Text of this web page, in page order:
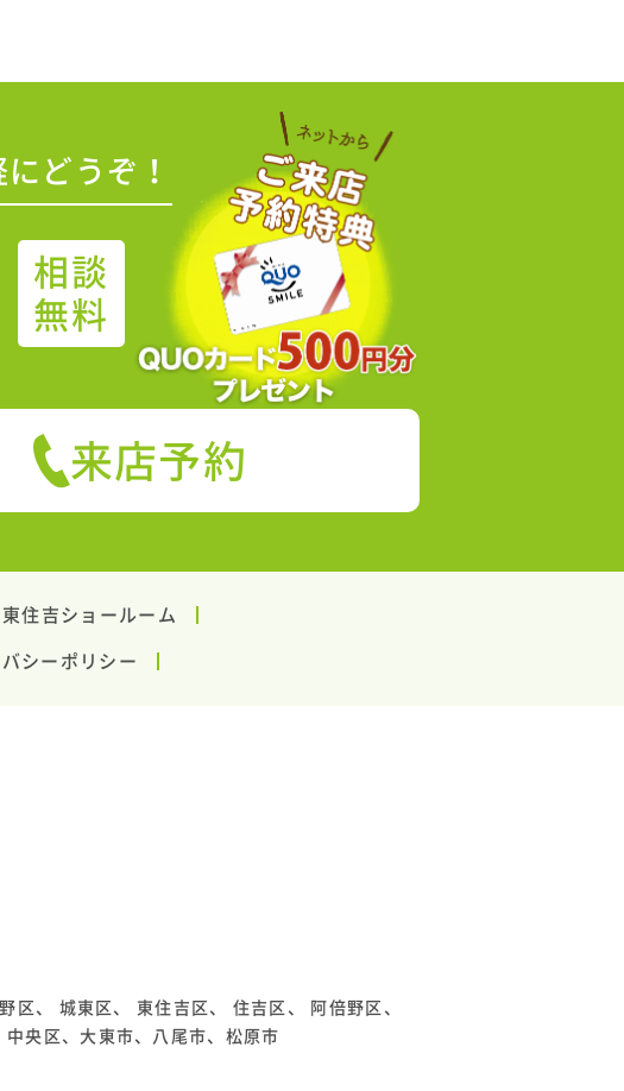
どうぞ！
相談
無料
来店予約
東住吉ショールーム
シーポリシー
区 、 城東区 、 東住吉区 、 住吉区 、 阿倍野区 、
中央区、大東市、八尾市、松原市